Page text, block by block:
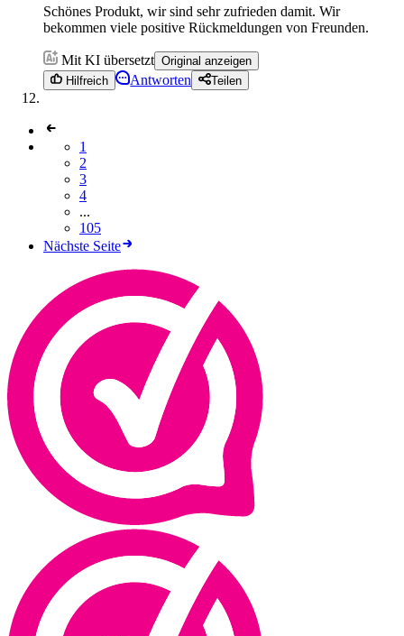
Schönes Produkt, wir sind sehr zufrieden damit. Wir
bekommen viele positive Rückmeldungen von Freunden.
Mit KI übersetzt Original anzeigen
Hilfreich
Antworten Teilen
1
2
3
4
...
105
Nächste Seite